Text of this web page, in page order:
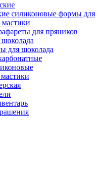
силиконовые формы для
для пряников
для шоколада